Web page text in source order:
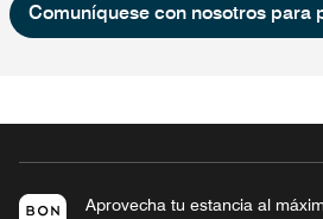
Comuníquese con nosotros para
Aprovecha tu estancia al